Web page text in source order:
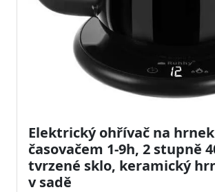
Elektrický ohřívač na
časovačem 1-9h, 2 stupně
tvrzené sklo, keramický
v sadě